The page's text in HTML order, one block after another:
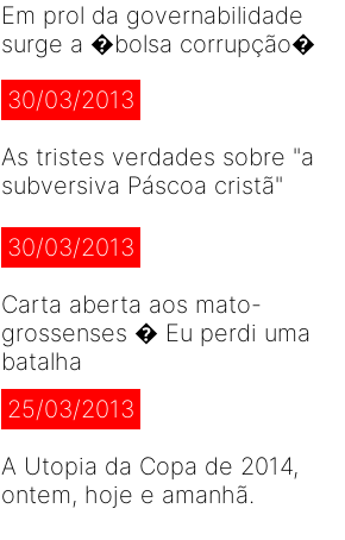
Em prol da governabilidade
surge a �bolsa corrupção�
30/03/2013
As tristes verdades sobre "a
subversiva Páscoa cristã"
30/03/2013
Carta aberta aos mato-
grossenses � Eu perdi uma
batalha
25/03/2013
A Utopia da Copa de 2014,
ontem, hoje e amanhã.